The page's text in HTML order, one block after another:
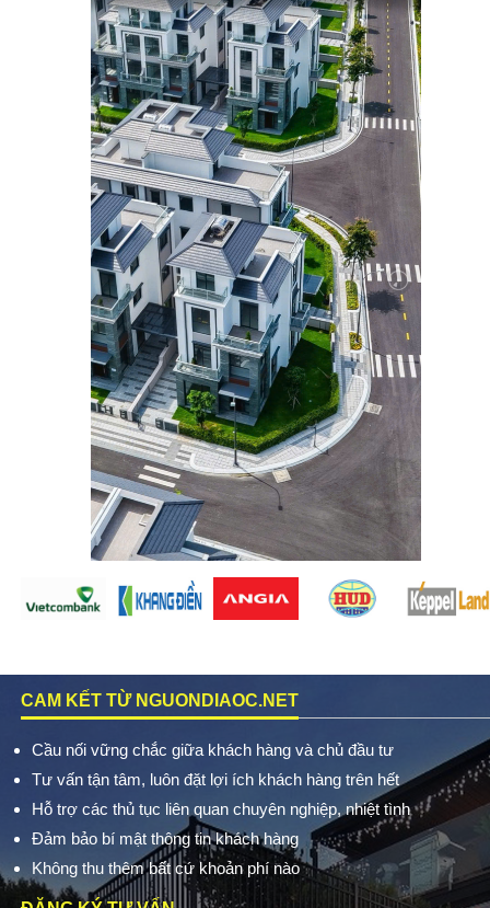
CAM KẾT TỪ NGUONDIAOC.NET
Cầu nối vững chắc giữa khách hàng và chủ đầu tư
Tư vấn tận tâm, luôn đặt lợi ích khách hàng trên hết
Hỗ trợ các thủ tục liên quan chuyên nghiệp, nhiệt tình
Đảm bảo bí mật thông tin khách hàng
Không thu thêm bất cứ khoản phí nào